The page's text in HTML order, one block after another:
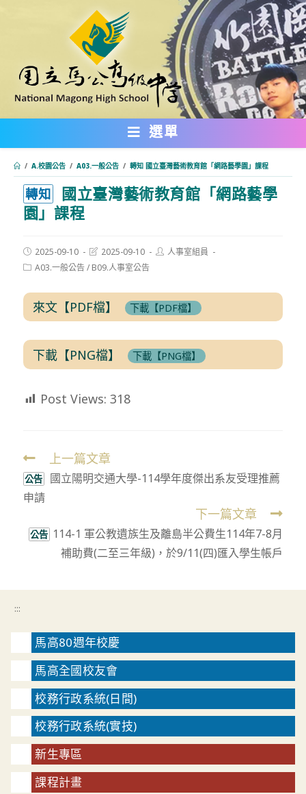
內
選單
/ A.校園公告 / A03.一般公告 / 轉知 國立臺灣藝術教育館「網路藝學園」課程
轉知
國立臺灣藝術教育館「網路藝學
園」課程
Post
published:
2025-09-10
Post
modified:
2025-09-10
Post人事室組員
PostA03.一般公告/ B09.人事室公告
來文【PDF檔】 下載【PDF檔】
下載【PNG檔】 下載【PNG檔】
Post Views: 318
Read
more
articles
上一篇文章
公告
國立陽明交通大學-114學年度傑出系友受理推薦
申請
下一篇文章
公告 114-1 軍公教遺族生及離島半公費生114年7-8月
補助費(二至三年級)，於9/11(四)匯入學生帳戶
:::
馬高80週年校慶
馬高全國校友會
校務行政系統(日間)
校務行政系統(實技)
新生專區
課程計畫